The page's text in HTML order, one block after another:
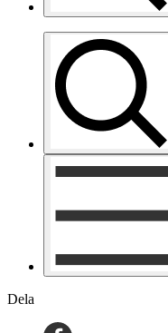
Dela